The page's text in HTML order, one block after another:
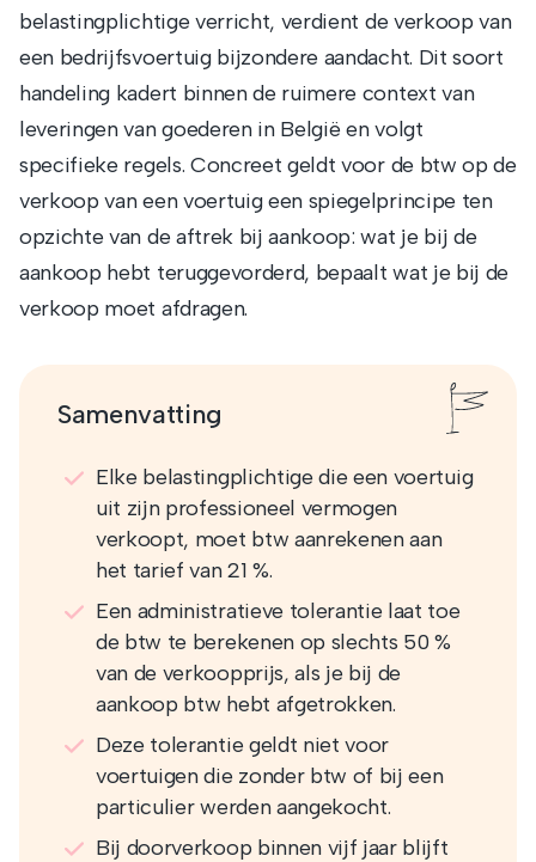
belastingplichtige verricht, verdient de verkoop van
een bedrijfsvoertuig bijzondere aandacht. Dit soort
handeling kadert binnen de ruimere context van
leveringen van goederen in België en volgt
specifieke regels. Concreet geldt voor de btw op de
verkoop van een voertuig een spiegelprincipe ten
opzichte van de aftrek bij aankoop: wat je bij de
aankoop hebt teruggevorderd, bepaalt wat je bij de
verkoop moet afdragen.
Samenvatting
Elke belastingplichtige die een voertuig
uit zijn professioneel vermogen
verkoopt, moet btw aanrekenen aan
het tarief van 21 %.
Een administratieve tolerantie laat toe
de btw te berekenen op slechts 50 %
van de verkoopprijs, als je bij de
aankoop btw hebt afgetrokken.
Deze tolerantie geldt niet voor
voertuigen die zonder btw of bij een
particulier werden aangekocht.
Bij doorverkoop binnen vijf jaar blijft